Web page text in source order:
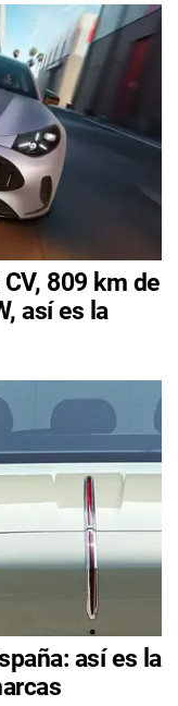
809 km de
así es la
así es la